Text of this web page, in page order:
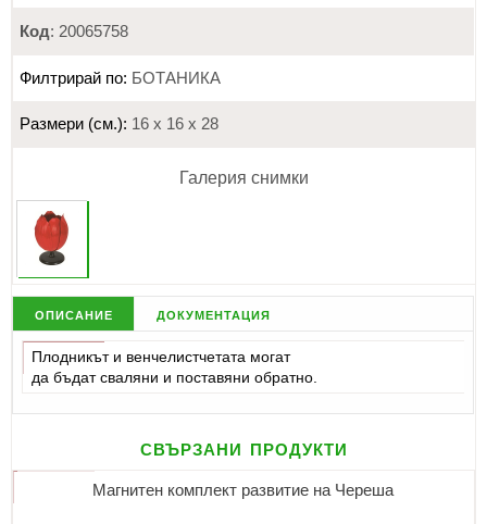
Код: 20065758
Филтрирай по: БОТАНИКА
Размери (см.): 16 х 16 х 28
Галерия снимки
описание документация
Плодникът и венчелистчетата могат
да бъдат сваляни и поставяни обратно.
свързани продукти
Магнитен комплект развитие на Череша